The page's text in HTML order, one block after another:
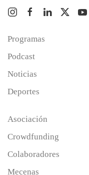
Programas
Podcast
Noticias
Deportes
Asociación
Crowdfunding
Colaboradores
Mecenas